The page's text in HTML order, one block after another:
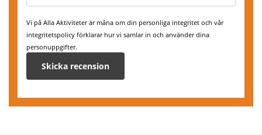
Kiruna
Vi på Alla Aktiviteter är måna om din personliga integritet och vår
integritetspolicy förklarar hur vi samlar in och använder dina
personuppgifter.